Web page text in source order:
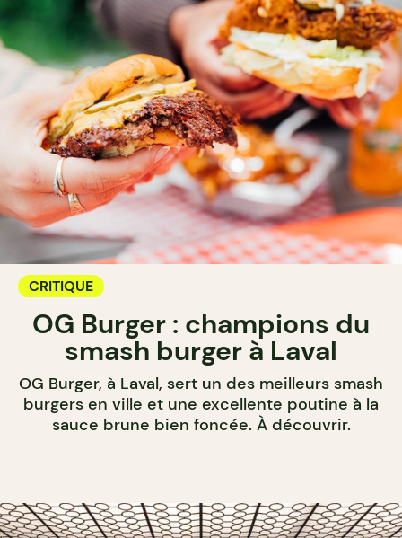
CRITIQUE
OG Burger : champions du
smash burger à Laval
OG Burger, à Laval, sert un des meilleurs smash
burgers en ville et une excellente poutine à la
sauce brune bien foncée. À découvrir.